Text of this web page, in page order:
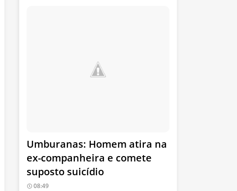
Umburanas: Homem atira na
ex-companheira e comete
suposto suicídio
08:49